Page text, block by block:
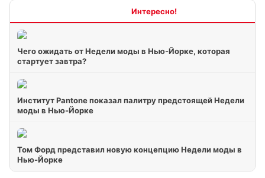
Чего ожидать от Недели моды в Нью-Йорке, которая
стартует завтра?
Институт Pantone показал палитру предстоящей Недели
моды в Нью-Йорке
Том Форд представил новую концепцию Недели моды в
Нью-Йорке